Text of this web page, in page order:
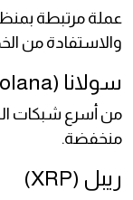
عملة مرتبطة
والاستفادة من
سولانا (Solana)
من أسرع شبكات
منخفضة.
ريبل (XRP)